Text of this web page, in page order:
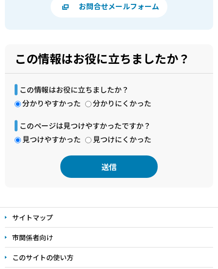
お問合せメールフォーム
この情報はお役に立ちましたか？
この情報はお役に立ちましたか？
分かりやすかった
分かりにくかった
このページは見つけやすかったですか？
見つけやすかった
見つけにくかった
文
こ
こ
ま
で
サイトマップ
市関係者向け
このサイトの使い方